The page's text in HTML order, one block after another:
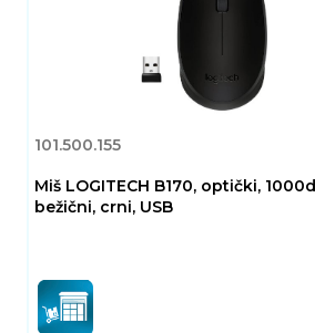
101.500.155
Miš LOGITECH B170, optički,
bežični, crni, USB